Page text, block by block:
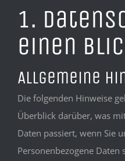
1.
einen
Allgemeine
Die folgenden Hinweise
Überblick darüber, was
Daten passiert, wenn Sie
Personenbezogene